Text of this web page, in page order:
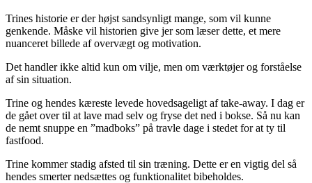
Trines historie er der højst sandsynligt mange, som vil kunne
genkende. Måske vil historien give jer som læser dette, et mere
nuanceret billede af overvægt og motivation.
Det handler ikke altid kun om vilje, men om værktøjer og forståelse
af sin situation.
Trine og hendes kæreste levede hovedsageligt af take-away. I dag er
de gået over til at lave mad selv og fryse det ned i bokse. Så nu kan
de nemt snuppe en ”madboks” på travle dage i stedet for at ty til
fastfood.
Trine kommer stadig afsted til sin træning. Dette er en vigtig del så
hendes smerter nedsættes og funktionalitet bibeholdes.